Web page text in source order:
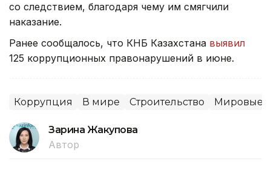
со следствием, благодаря чему им смягчили
наказание.
Ранее сообщалось, что КНБ Казахстана выявил
125 коррупционных правонарушений в июне.
Коррупция В мире Строительство Мировые
Зарина Жакупова
Автор